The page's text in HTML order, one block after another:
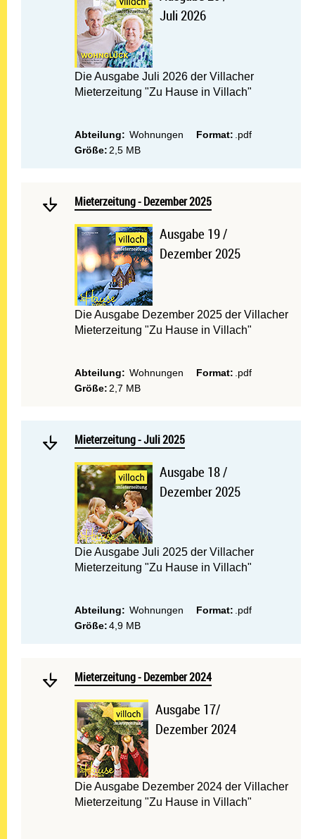
Juli 2026
Die Ausgabe Juli 2026 der Villacher
Mieterzeitung "Zu Hause in Villach"
Abteilung: Wohnungen Format: .pdf
Größe: 2,5 MB
Mehr lesen: Mieterzeitung
Mieterzeitung - Dezember 2025
Mieterzeitung - Dezember 2025
Ausgabe 19 /
Dezember 2025
Die Ausgabe Dezember 2025 der Villacher
Mieterzeitung "Zu Hause in Villach"
Abteilung: Wohnungen Format: .pdf
Größe: 2,7 MB
Mehr lesen: Mieterzeitung
Mieterzeitung - Juli 2025
Mieterzeitung - Juli 2025
Ausgabe 18 /
Dezember 2025
Die Ausgabe Juli 2025 der Villacher
Mieterzeitung "Zu Hause in Villach"
Abteilung: Wohnungen Format: .pdf
Größe: 4,9 MB
Mehr lesen: Mieterzeitung
Mieterzeitung - Dezember 2024
Mieterzeitung - Dezember 2024
Ausgabe 17/
Dezember 2024
Die Ausgabe Dezember 2024 der Villacher
Mieterzeitung "Zu Hause in Villach"